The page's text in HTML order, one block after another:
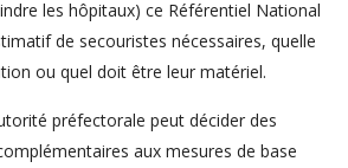
les hôpitaux) ce Référentiel National
de secouristes nécessaires, quelle
ou quel doit être leur matériel.
préfectorale peut décider des
aux mesures de base